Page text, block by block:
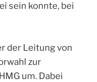
sein konnte, bei
der Leitung von
zur
um. Dabei